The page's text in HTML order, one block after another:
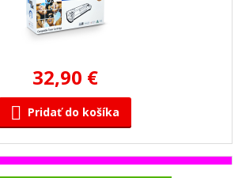
32,90 €
Pridať do košíka